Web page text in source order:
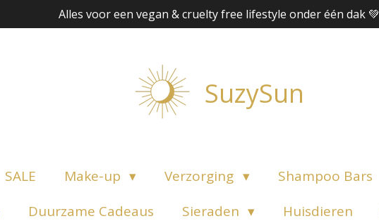
Alles voor een vegan & cruelty free lifestyle onder één dak 💚
SuzySun
SALE Make-up Verzorging Shampoo Bars
Duurzame Cadeaus Sieraden Huisdieren